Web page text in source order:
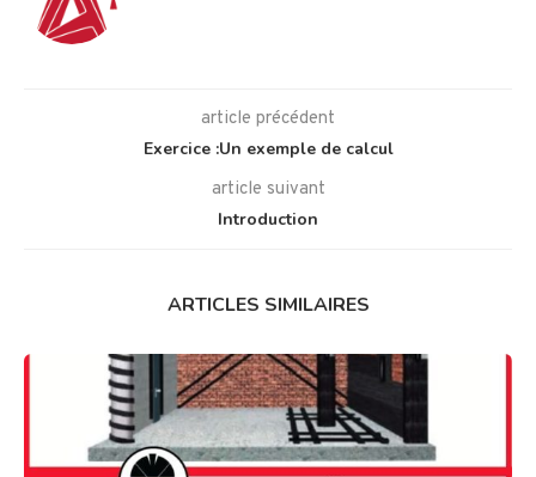
article précédent
Exercice :Un exemple de calcul
article suivant
Introduction
ARTICLES SIMILAIRES